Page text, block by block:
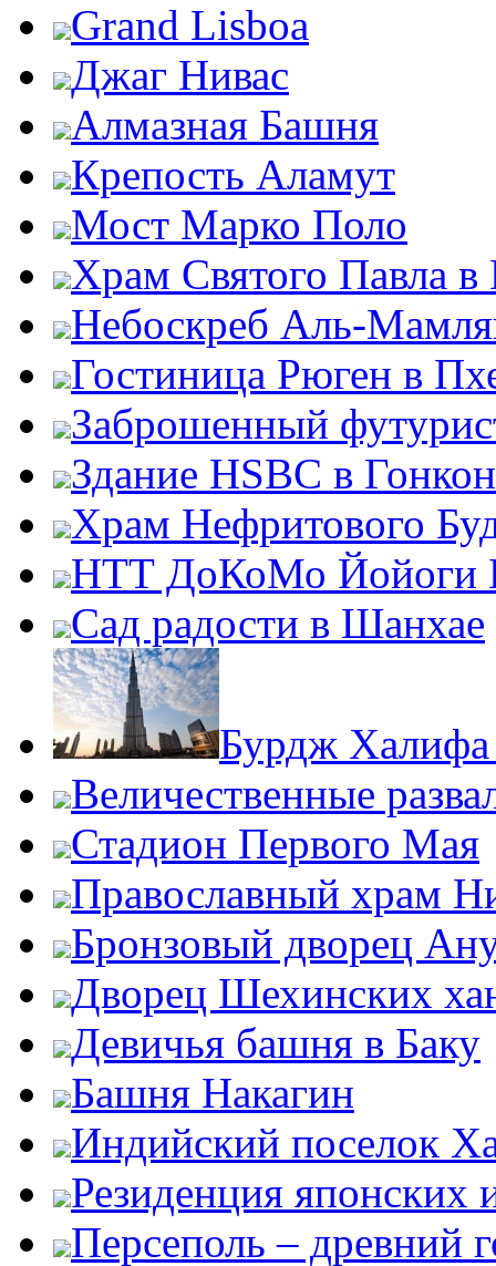
Grand Lisboa
Джаг Нивас
Алмазная Башня
Крепость Аламут
Мост Марко Поло
Храм Святого Павла
Небоскреб Аль-
Гостиница Рюген в
Заброшенный
Здание HSBC в
Храм Нефритового
НТТ ДоКоМо Йойоги
Сад радости в Шанхае
Бурдж
Величественные
Стадион Первого Мая
Православный храм
Бронзовый дворец
Дворец Шехинских
Девичья башня в Баку
Башня Накагин
Индийский поселок
Резиденция японских
Персеполь – древний